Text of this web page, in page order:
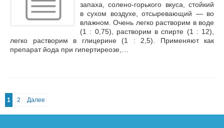
запаха, солено-горького вкуса, стойкий
в сухом воздухе, отсыревающий — во
влажном. Очень легко растворим в воде
(1 : 0,75), растворим в спирте (1 : 12),
легко растворим в глицерине (1 : 2,5). Применяют как
препарат йода при гипертиреозе,…
1 2 Далее